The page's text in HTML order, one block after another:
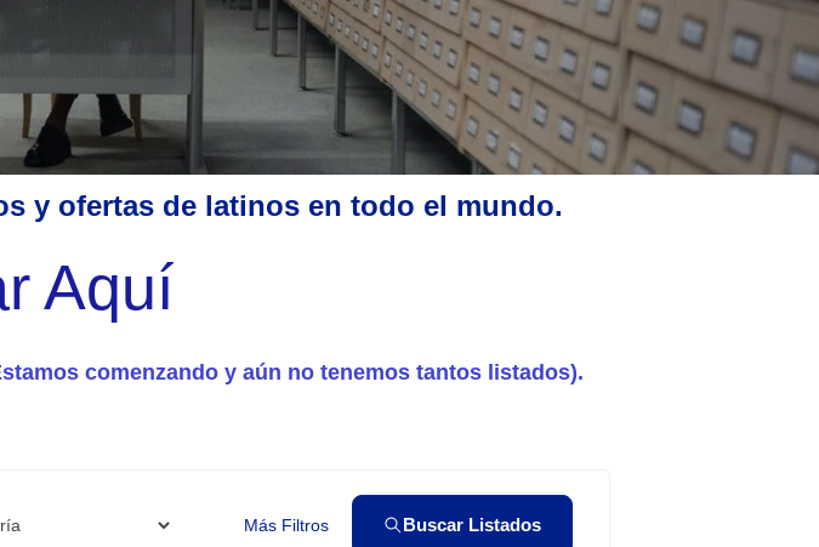
y ofertas de latinos en todo el mundo.
Aquí
comenzando y aún no tenemos tantos listados).
Más Filtros Buscar Listados